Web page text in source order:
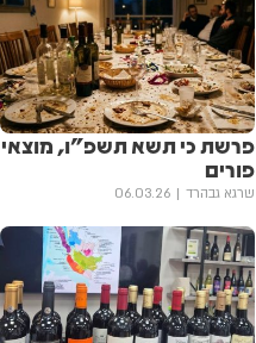
פרשת כי תשא תשפ"ו, מוצאי
פורים
שרגא גבהרד 06.03.26